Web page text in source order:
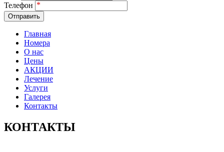
Телефон
Отправить
Главная
Номера
О нас
Цены
АКЦИИ
Лечение
Услуги
Галерея
Контакты
КОНТАКТЫ